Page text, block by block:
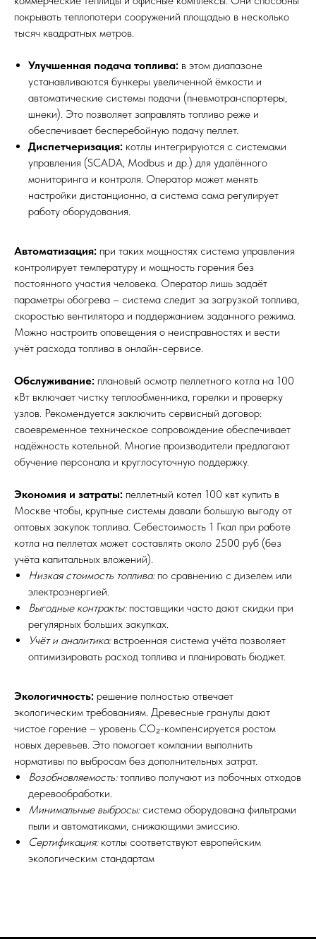
покрывать теплопотери сооружений площадью в несколько
тысяч квадратных метров.
Улучшенная подача топлива: в этом диапазоне
устанавливаются бункеры увеличенной ёмкости и
автоматические системы подачи (пневмотранспортеры,
шнеки). Это позволяет заправлять топливо реже и
обеспечивает бесперебойную подачу пеллет.
Диспетчеризация: котлы интегрируются с системами
управления (SCADA, Modbus и др.) для удалённого
мониторинга и контроля. Оператор может менять
настройки дистанционно, а система сама регулирует
работу оборудования.
Автоматизация: при таких мощностях система управления
контролирует температуру и мощность горения без
постоянного участия человека. Оператор лишь задаёт
параметры обогрева – система следит за загрузкой топлива,
скоростью вентилятора и поддержанием заданного режима.
Можно настроить оповещения о неисправностях и вести
учёт расхода топлива в онлайн-сервисе.
Обслуживание: плановый осмотр пеллетного котла на 100
кВт включает чистку теплообменника, горелки и проверку
узлов. Рекомендуется заключить сервисный договор:
своевременное техническое сопровождение обеспечивает
надёжность котельной. Многие производители предлагают
обучение персонала и круглосуточную поддержку.
Экономия и затраты: пеллетный котел 100 квт купить в
Москве чтобы, крупные системы давали большую выгоду от
оптовых закупок топлива. Себестоимость 1 Гкал при работе
котла на пеллетах может составлять около 2500 руб (без
учёта капитальных вложений).
Низкая стоимость топлива:по сравнению с дизелем или
электроэнергией.
Выгодные контракты:поставщики часто дают скидки при
регулярных больших закупках.
Учёт и аналитика:встроенная система учёта позволяет
оптимизировать расход топлива и планировать бюджет.
Экологичность: решение полностью отвечает
экологическим требованиям. Древесные гранулы дают
чистое горение – уровень CO₂-компенсируется ростом
новых деревьев. Это помогает компании выполнить
нормативы по выбросам без дополнительных затрат.
Возобновляемость:топливо получают из побочных отходов
деревообработки.
Минимальные выбросы:система оборудована фильтрами
пыли и автоматиками, снижающими эмиссию.
Сертификация:котлы соответствуют европейским
экологическим стандартам